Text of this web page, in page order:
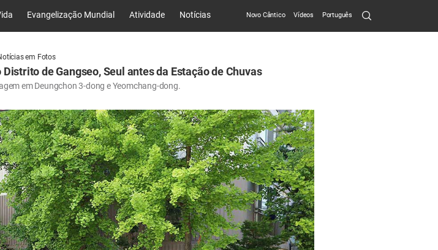
Evangelização Mundial Atividade Notícias Novo Cântico Vídeos Português Search
Submit
em Fotos
de Gangseo, Seul antes da Estação de Chuvas
em Deungchon 3-dong e Yeomchang-dong.